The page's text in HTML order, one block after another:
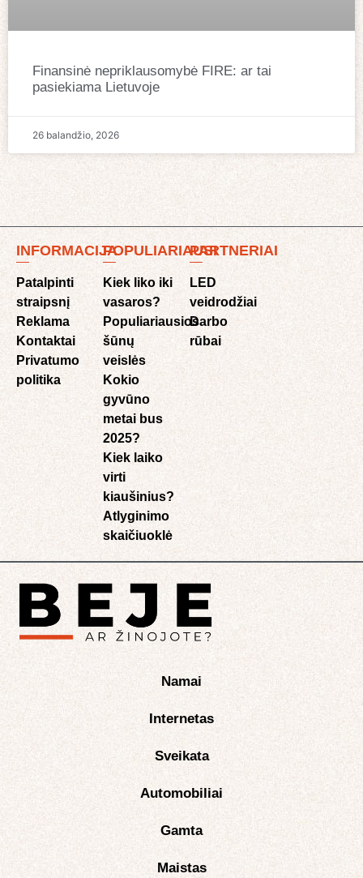
Finansinė nepriklausomybė FIRE: ar tai
pasiekiama Lietuvoje
26 balandžio, 2026
INFORMACIJA
Patalpinti
straipsnį
Reklama
Kontaktai
Privatumo
politika
POPULIARIAUSI
Kiek liko iki
vasaros?
Populiariausios
šūnų
veislės
Kokio
gyvūno
metai bus
2025?
Kiek laiko
virti
kiaušinius?
Atlyginimo
skaičiuoklė​
PARTNERIAI
LED
veidrodžiai
Darbo
rūbai
Namai
Internetas
Sveikata
Automobiliai
Gamta
Maistas